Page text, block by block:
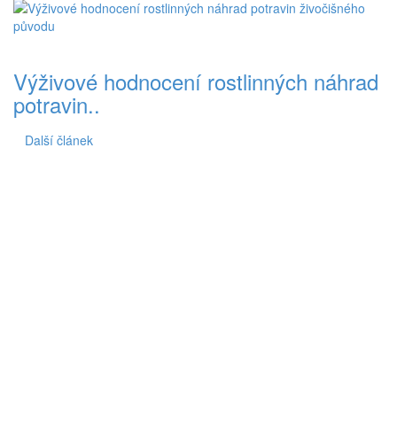
Výživové hodnocení rostlinných náhrad
potravin..
Další článek